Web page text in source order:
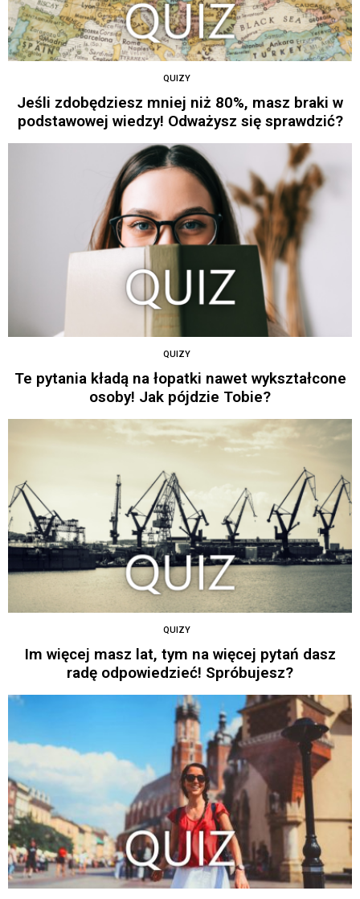
QUIZY
Jeśli zdobędziesz mniej niż 80%, masz braki w
podstawowej wiedzy! Odważysz się sprawdzić?
QUIZY
Te pytania kładą na łopatki nawet wykształcone
osoby! Jak pójdzie Tobie?
QUIZY
Im więcej masz lat, tym na więcej pytań dasz
radę odpowiedzieć! Spróbujesz?